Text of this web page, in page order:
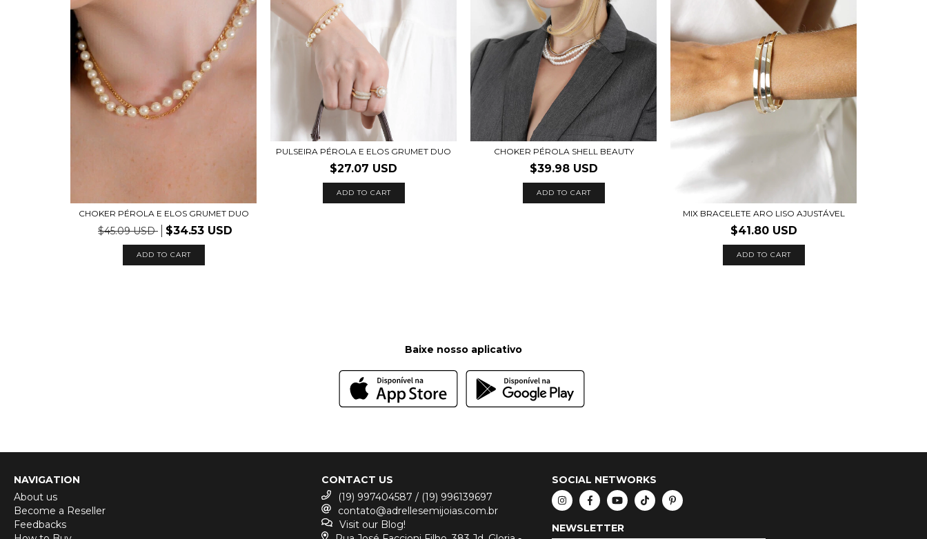
CHOKER PÉROLA E ELOS GRUMET DUO
$45.09 USD $34.53 USD
ADD TO CART
PULSEIRA PÉROLA E ELOS GRUMET DUO
$27.07 USD
CHOKER PÉROLA SHELL BEAUTY
$39.98 USD
MIX BRACELETE ARO LISO AJUSTÁVEL
$41.80 USD
Baixe nosso aplicativo
NAVIGATION
About us
Become a Reseller
Feedbacks
CONTACT US
(19) 997404587 / (19) 996139697
contato@adrellesemijoias.com.br
Visit our Blog!
SOCIAL NETWORKS
NEWSLETTER